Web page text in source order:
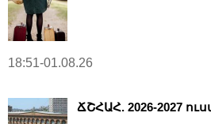
18:51-01.08.26
ՃՇՀԱՀ. 2026-2027